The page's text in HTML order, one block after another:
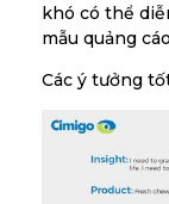
khó có thể
mẫu quảng
Các ý tưởng